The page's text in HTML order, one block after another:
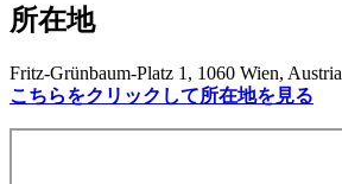
所在地
Fritz-Grünbaum-Platz 1, 1060 Wien, Austria
こちらをクリックして所在地を見る